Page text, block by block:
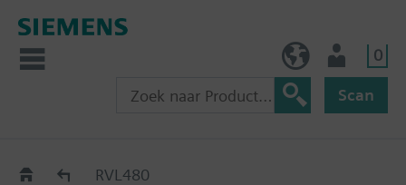
0
Scan
RVL4..RVL480